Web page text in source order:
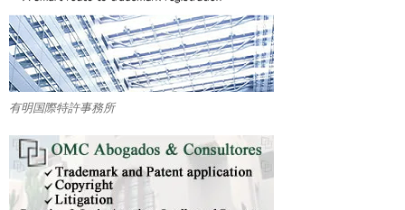
有明国際特許事務所